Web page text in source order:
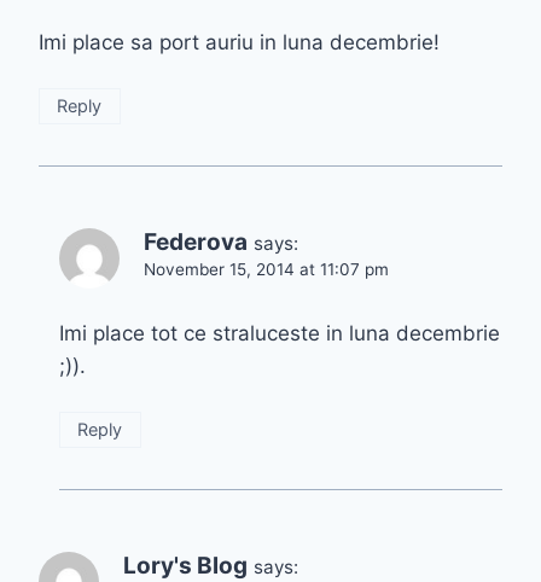
Imi place sa port auriu in luna decembrie!
Reply
Federova says:
November 15, 2014 at 11:07 pm
Imi place tot ce straluceste in luna decembrie
;)).
Reply
Lory's Blog says: